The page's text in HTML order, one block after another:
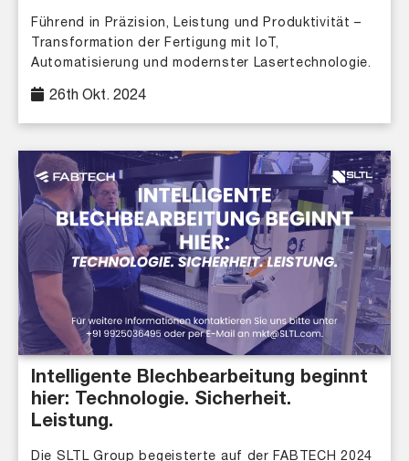
Führend in Präzision, Leistung und Produktivität –
Transformation der Fertigung mit IoT,
Automatisierung und modernster Lasertechnologie.
26th Okt. 2024
Intelligente Blechbearbeitung beginnt
hier: Technologie. Sicherheit.
Leistung.
Die SLTL Group begeisterte auf der FABTECH 2024